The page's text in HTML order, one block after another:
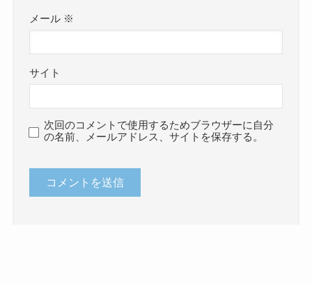
メール ※
サイト
次回のコメントで使用するためブラウザーに自分
の名前、メールアドレス、サイトを保存する。